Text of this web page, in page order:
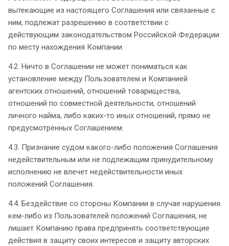
вытекающие из настоящего Соглашения или связанные с
ним, подлежат разрешению в соответствии с
действующим законодательством Российской Федерации
по месту нахождения Компании.
4.2. Ничто в Соглашении не может пониматься как
установление между Пользователем и Компанией
агентских отношений, отношений товарищества,
отношений по совместной деятельности, отношений
личного найма, либо каких-то иных отношений, прямо не
предусмотренных Соглашением.
4.3. Признание судом какого-либо положения Соглашения
недействительным или не подлежащим принудительному
исполнению не влечет недействительности иных
положений Соглашения.
4.4. Бездействие со стороны Компании в случае нарушения
кем-либо из Пользователей положений Соглашения, не
лишает Компанию права предпринять соответствующие
действия в защиту своих интересов и защиту авторских